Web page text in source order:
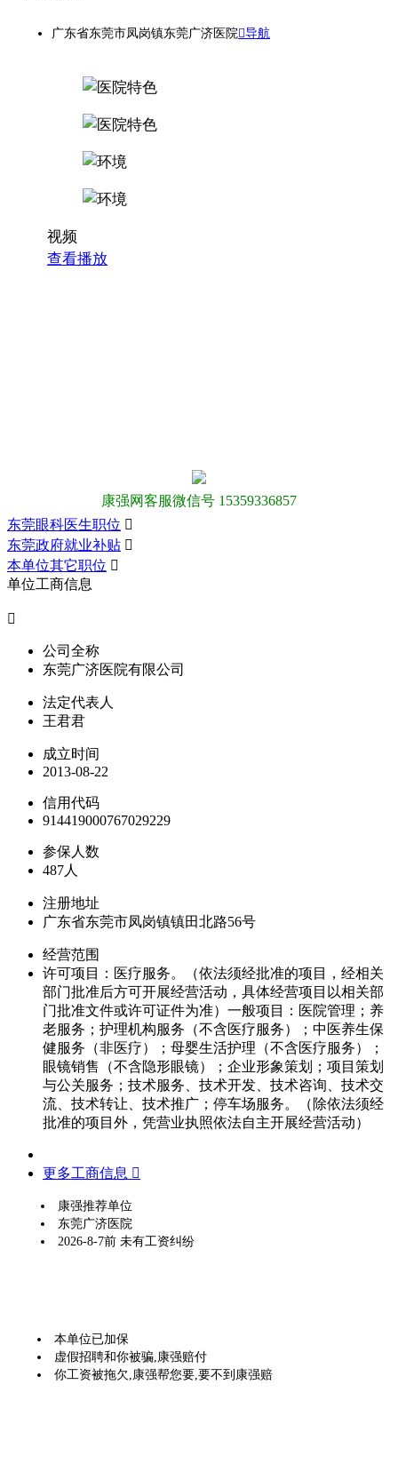
广东省东莞市凤岗镇东莞广济医院导航
视频
查看播放
康强网客服微信号 15359336857
东莞眼科医生职位 
东莞政府就业补贴 
本单位其它职位 
单位工商信息

公司全称
东莞广济医院有限公司
法定代表人
王君君
成立时间
2013-08-22
信用代码
914419000767029229
参保人数
487人
注册地址
广东省东莞市凤岗镇镇田北路56号
经营范围
许可项目：医疗服务。（依法须经批准的项目，经相关
部门批准后方可开展经营活动，具体经营项目以相关部
门批准文件或许可证件为准）一般项目：医院管理；养
老服务；护理机构服务（不含医疗服务）；中医养生保
健服务（非医疗）；母婴生活护理（不含医疗服务）；
眼镜销售（不含隐形眼镜）；企业形象策划；项目策划
与公关服务；技术服务、技术开发、技术咨询、技术交
流、技术转让、技术推广；停车场服务。（除依法须经
批准的项目外，凭营业执照依法自主开展经营活动）
更多工商信息 
康强推荐单位
东莞广济医院
2026-8-7前 未有工资纠纷
本单位已加保
虚假招聘和你被骗,康强赔付
你工资被拖欠,康强帮您要,要不到康强赔